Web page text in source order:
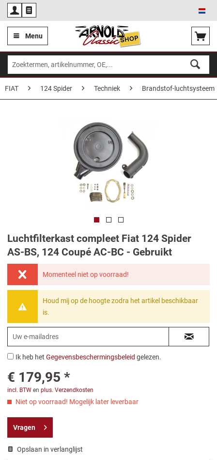
Menu
FIAT 124 Spider Techniek Brandstof-luchtsysteem
Luchtfilterkast compleet Fiat 124 Spider
AS-BS, 124 Coupé AC-BC - Gebruikt
Momenteel niet op voorraad!
Houd mij op de hoogte zodra het artikel beschikbaar
is.
Ik heb het Gegevensbeschermingsbeleid gelezen.
€ 179,95 *
incl. BTW en plus. Verzendkosten
Niet op voorraad! Mogelijk later leverbaar
Vragen
Opslaan in verlanglijst